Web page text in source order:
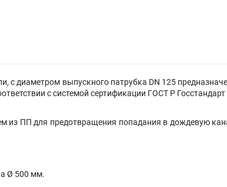
с диаметром выпускного патрубка DN 125
с системой сертификации ГОСТ Р Госстандарт
из ПП для предотвращения попадания в дождевую
Ø 500 мм.